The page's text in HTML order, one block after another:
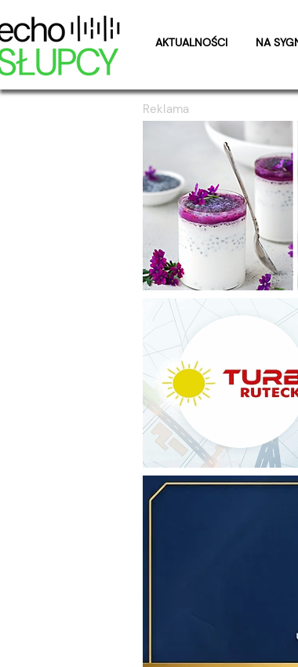
AKTUALNOŚCI NA
Reklama